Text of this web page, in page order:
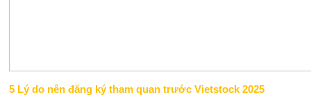
5 Lý do nên đăng ký tham quan trước Vietstock 2025